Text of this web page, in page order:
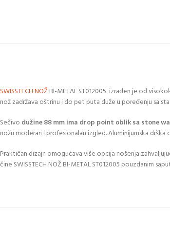
SWISSTECHNOŽBI-METAL ST012005 izrađen je od
nož zadržava oštrinu i do pet puta duže u poređenju sa
Sečivo dužine 88 mm ima drop point oblik sa stone
nožu moderan i profesionalan izgled. Aluminijumska
Praktičan dizajn omogućava više opcija nošenja
čine SWISSTECH NOŽ BI-METAL ST012005 pouzdanim